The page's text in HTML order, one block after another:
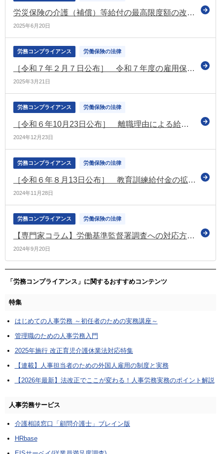
労災保険の介護（補償）等給付の最高限度額の改定などを盛り込んだ労働者災害補償保険法施行規則などの一部改正省令 官報に公布
2025年6月20日
労務コンプライアンス 労働保険の法律
［令和７年２月７日公布］ 令和７年度の雇用保険率を定める告示
2025年3月21日
労務コンプライアンス 労働保険の法律
［令和６年10月23日公布］ 離職理由による給付制限が解除されるケースの拡充、就業手当の廃止の詳細を定める雇用保険法施行規則などの一部改正
2024年12月23日
労務コンプライアンス 労働保険の法律
［令和６年８月13日公布］ 教育訓練給付金の拡充に関する雇用保険法施行規則等の一部改正
2024年11月28日
労務コンプライアンス 労働保険の法律
【専門家コラム】労働基準監督署調査への対応方法② ～賃金不払いの是正方法と調査対策～
2024年9月20日
「労務コンプライアンス」に関するおすすめコンテンツ
特集
はじめての人事労務 ～初任者のための実務講座～
管理職のための人事労務入門
2025年施行 改正育児介護休業法対応特集
【連載】人事担当者のための外国人雇用の制度と実務
【2026年最新】法改正でここが変わる！人事労務実務のポイント解説
人事労務サービス
介護相談窓口「顧問介護士」ブレイン版
HRbase